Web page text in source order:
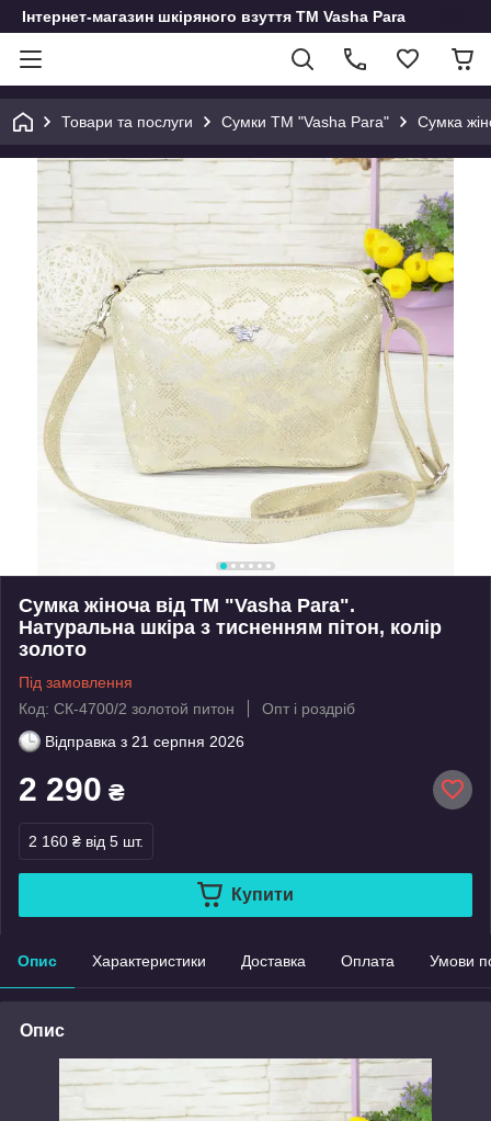
Інтернет-магазин шкіряного взуття ТМ Vasha Para
Товари та послуги Сумки ТМ "Vasha Para" Сумка
Сумка жіноча від ТМ "Vasha Para".
Натуральна шкіра з тисненням пітон, колір
золото
Під замовлення
Код: СК-4700/2 золотой питон
Опт і роздріб
Відправка з 21 серпня 2026
2 290 ₴
2 160 ₴ від 5 шт.
Купити
Опис Характеристики Доставка Оплата Умови
Опис